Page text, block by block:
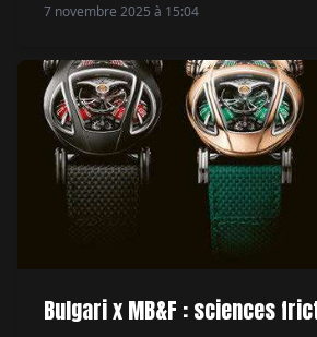
musicale actuelle, devient son
de la Batte.
7 novembre 2025 à 15:04
Bulgari x MB&F : sciences